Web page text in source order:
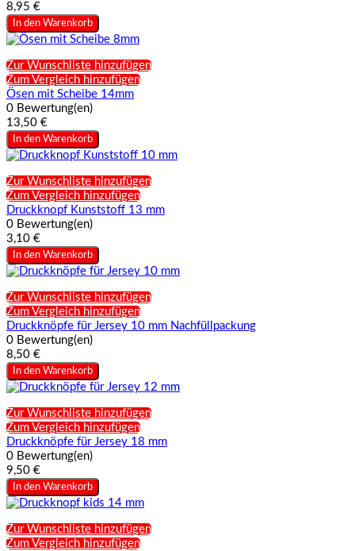
8,95 €
In den Warenkorb
Zur Wunschliste hinzufügen
Zum Vergleich hinzufügen
Ösen mit Scheibe 14mm
0 Bewertung(en)
13,50 €
In den Warenkorb
Zur Wunschliste hinzufügen
Zum Vergleich hinzufügen
Druckknopf Kunststoff 13 mm
0 Bewertung(en)
3,10 €
In den Warenkorb
Zur Wunschliste hinzufügen
Zum Vergleich hinzufügen
Druckknöpfe für Jersey 10 mm Nachfüllpackung
0 Bewertung(en)
8,50 €
In den Warenkorb
Zur Wunschliste hinzufügen
Zum Vergleich hinzufügen
Druckknöpfe für Jersey 18 mm
0 Bewertung(en)
9,50 €
In den Warenkorb
Zur Wunschliste hinzufügen
Zum Vergleich hinzufügen